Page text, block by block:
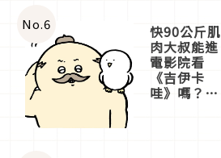
No.6 快90公斤肌
肉大叔能進
電影院看
《吉伊卡
哇》嗎？日